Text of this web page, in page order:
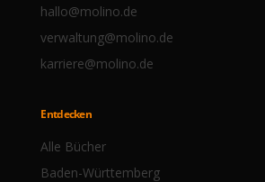
hallo@molino.de
verwaltung@molino.de
karriere@molino.de
Entdecken
Alle Bücher
Baden-Württemberg